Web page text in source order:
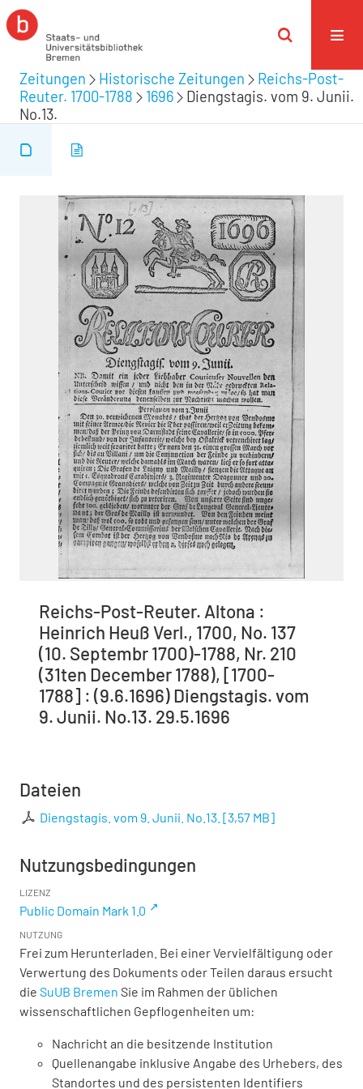
Zeitungen Historische Zeitungen
Reichs-Post-
Reuter. 1700-1788
1696
Diengstagis. vom 9. Junii.
No.13.
Reichs-Post-Reuter. Altona :
Heinrich Heuß Verl., 1700, No. 137
(10. Septembr 1700)-1788, Nr. 210
(31ten December 1788), [1700-
1788] : (9.6.1696) Diengstagis. vom
9. Junii. No.13. 29.5.1696
Dateien
Diengstagis. vom 9. Junii. No.13. [3,57 MB]
Nutzungsbedingungen
LIZENZ
Public Domain Mark 1.0
NUTZUNG
Frei zum Herunterladen. Bei einer Vervielfältigung oder
Verwertung des Dokuments oder Teilen daraus ersucht
die SuUB Bremen Sie im Rahmen der üblichen
wissenschaftlichen Gepflogenheiten um:
Nachricht an die besitzende Institution
Quellenangabe inklusive Angabe des Urhebers, des
Standortes und des persistenten Identifiers